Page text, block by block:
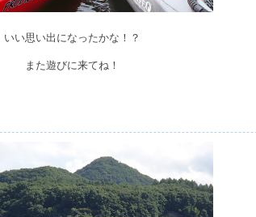
いい思い出になったかな！？
また遊びに来てね！